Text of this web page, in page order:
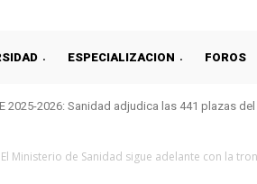
ESPECIALIZACION FOROS
2025-2026: Sanidad adjudica las 441 plazas
El Ministerio de Sanidad sigue adelante con la